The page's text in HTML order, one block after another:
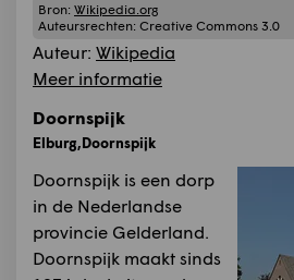
Bron: Wikipedia.org
Auteursrechten: Creative Commons 3.0
Auteur: Wikipedia
Meer informatie
Doornspijk
Elburg,Doornspijk
Doornspijk is een dorp
in de Nederlandse
provincie Gelderland.
Doornspijk maakt sinds